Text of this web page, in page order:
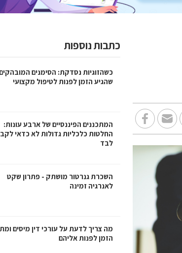
כתבות נוספות
כשהזוגיות נסדקת: הסימנים
שהגיע הזמן לפנות לטיפול מקצועי
המתכננים הפיננסיים של ארבע עונות:
החלטות כלכליות גדולות לא כדאי
לבד
השכרת גנרטור מושתק - פתרון שקט
לאנרגיה זמינה
מה צריך לדעת על עורכי דין מיסים
הזמן לפנות אליהם